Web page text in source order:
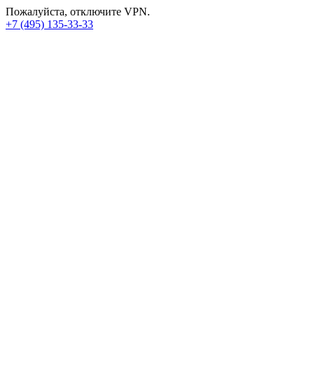
Пожалуйста, отключите VPN.
+7 (495) 135-33-33